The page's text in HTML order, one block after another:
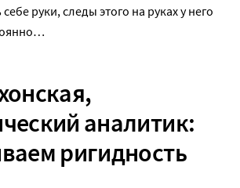
себе руки, следы этого на руках у него
аналитик:
ригидность